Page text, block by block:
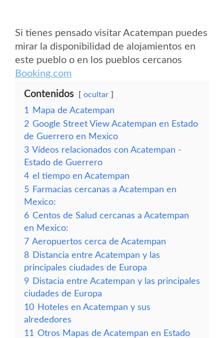
Si tienes pensado visitar Acatempan puedes
mirar la disponibilidad de alojamientos en
este pueblo o en los pueblos cercanos
Booking.com
Contenidos ocultar
1
Mapa de Acatempan
2 Google Street View Acatempan en Estado
de Guerrero en Mexico
3 Vídeos relacionados con Acatempan -
Estado de Guerrero
4 el tiempo en Acatempan
5 Farmacias cercanas a Acatempan en
Mexico:
6 Centos de Salud cercanas a Acatempan
en Mexico:
7 Aeropuertos cerca de Acatempan
8 Distancia entre Acatempan y las
principales ciudades de Europa
9 Distacia entre Acatempan y las principales
ciudades de Europa
10 Hoteles en Acatempan y sus
alrededores
11 Otros Mapas de Acatempan en Estado